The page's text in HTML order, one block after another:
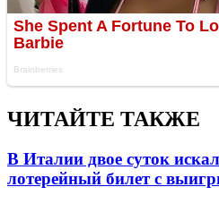
ЧИТАЙТЕ ТАКЖЕ
В Италии двое суток
лотерейный билет с